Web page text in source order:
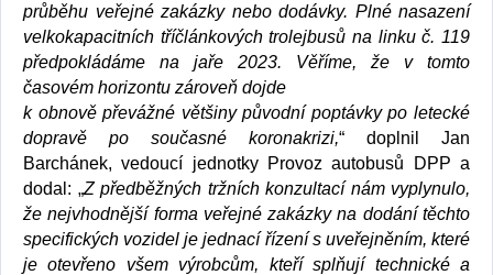
průběhu veřejné zakázky nebo dodávky. Plné nasazení
velkokapacitních tříčlánkových trolejbusů na linku č. 119
předpokládáme na jaře 2023. Věříme, že v tomto
časovém horizontu zároveň dojde
k obnově převážné většiny původní poptávky po letecké
dopravě po současné koronakrizi,“ doplnil Jan
Barchánek, vedoucí jednotky Provoz autobusů DPP a
dodal: „Z předběžných tržních konzultací nám vyplynulo,
že nejvhodnější forma veřejné zakázky na dodání těchto
specifických vozidel je jednací řízení s uveřejněním, které
je otevřeno všem výrobcům, kteří splňují technické a